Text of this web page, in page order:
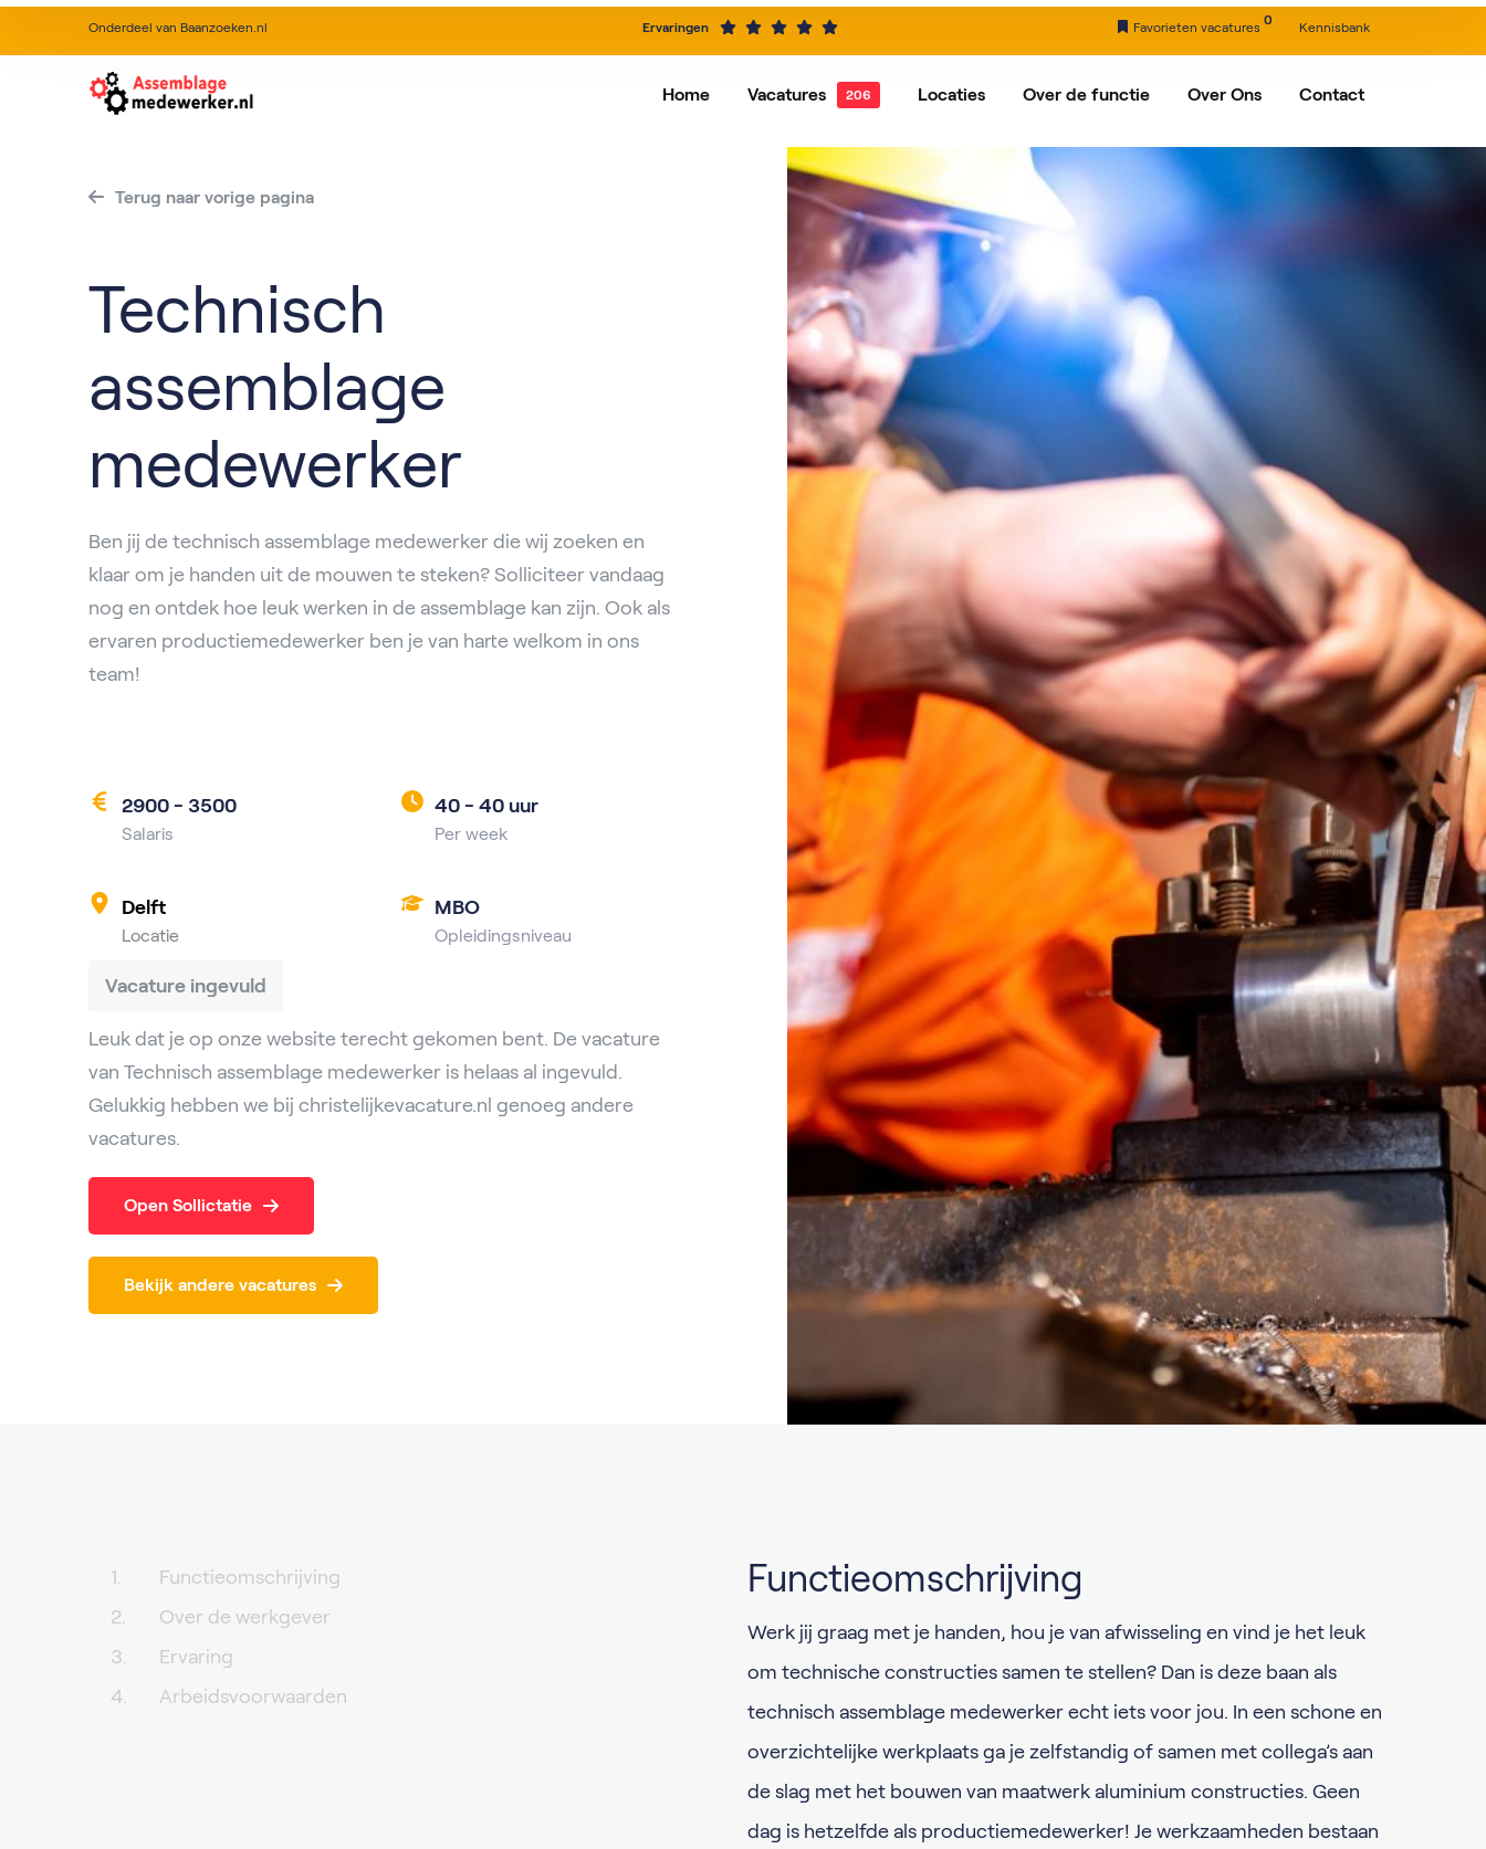
Onderdeel van Baanzoeken.nl Ervaringen Favorieten vacatures
0
Kennisbank
Home Vacatures
Vacatures per functie
Locaties
Dordrecht Hardinxveld-Giessendam
Alblasserdam Barendrecht
IJsselstein
Roosendaal Nieuwegein
Over de functie Over Ons
Ons verhaal
Contact
Terug naar vorige pagina
Technisch
assemblage
medewerker
Ben jij de technisch assemblage medewerker die wij zoeken en
klaar om je handen uit de mouwen te steken? Solliciteer vandaag
nog en ontdek hoe leuk werken in de assemblage kan zijn. Ook als
ervaren productiemedewerker ben je van harte welkom in ons
team!
2900 - 3500
Salaris
40 - 40 uur
Per week
Delft
Locatie
MBO
Opleidingsniveau
Vacature ingevuld
Leuk dat je op onze website terecht gekomen bent. De vacature
van Technisch assemblage medewerker is helaas al ingevuld.
Gelukkig hebben we bij christelijkevacature.nl genoeg andere
vacatures.
Open Sollictatie
Bekijk andere vacatures
Functieomschrijving
Over de werkgever
Ervaring
Arbeidsvoorwaarden
Functieomschrijving
Werk jij graag met je handen, hou je van afwisseling en vind je het leuk
om technische constructies samen te stellen? Dan is deze baan als
technisch assemblage medewerker echt iets voor jou. In een schone en
overzichtelijke werkplaats ga je zelfstandig of samen met collega’s aan
de slag met het bouwen van maatwerk aluminium constructies. Geen
dag is hetzelfde als productiemedewerker! Je werkzaamheden bestaan